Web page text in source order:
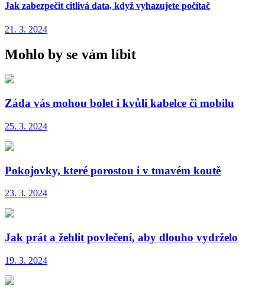
Jak zabezpečit citlivá data, když vyhazujete počítač
21. 3. 2024
Mohlo by se vám líbit
Záda vás mohou bolet i kvůli kabelce či mobilu
25. 3. 2024
Pokojovky, které porostou i v tmavém koutě
23. 3. 2024
Jak prát a žehlit povlečení, aby dlouho vydrželo
19. 3. 2024